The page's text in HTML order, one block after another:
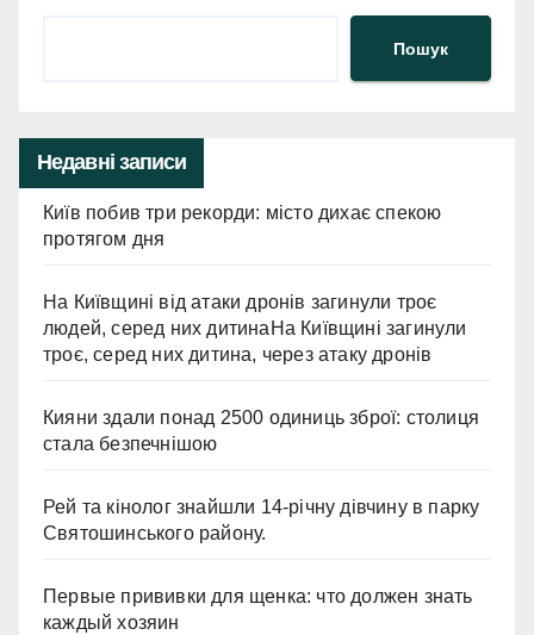
Пошук
Недавні записи
Київ побив три рекорди: місто дихає спекою
протягом дня
На Київщині від атаки дронів загинули троє
людей, серед них дитинаНа Київщині загинули
троє, серед них дитина, через атаку дронів
Кияни здали понад 2500 одиниць зброї: столиця
стала безпечнішою
Рей та кінолог знайшли 14-річну дівчину в парку
Святошинського району.
Первые прививки для щенка: что должен знать
каждый хозяин